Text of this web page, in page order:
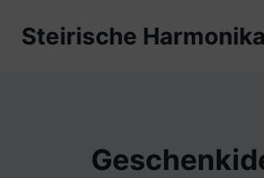
InhaltSteirische Harmonika